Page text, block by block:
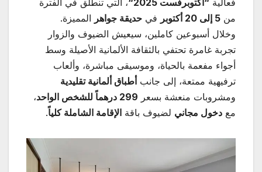
فعالية “أكتوبرفست 2025 “، التي تنطلق في الفترة
من 5 إلى 20 أكتوبر في حديقة جواهر المميزة.
وخلال أسبوعين كاملين، سيعيش الضيوف والزوار
تجربة غامرة تحتفي بالثقافة الألمانية الأصيلة وسط
أجواء مفعمة بالحياة، وموسيقى مباشرة، وألعاب
ترفيهية ممتعة، إلى جانب أطباق ألمانية تقليدية
ومشروبات منعشة بسعر 299 درهماً للشخص الواحد،
مع دخول مجاني لضيوف باقة الإقامة الشاملة كلياً.